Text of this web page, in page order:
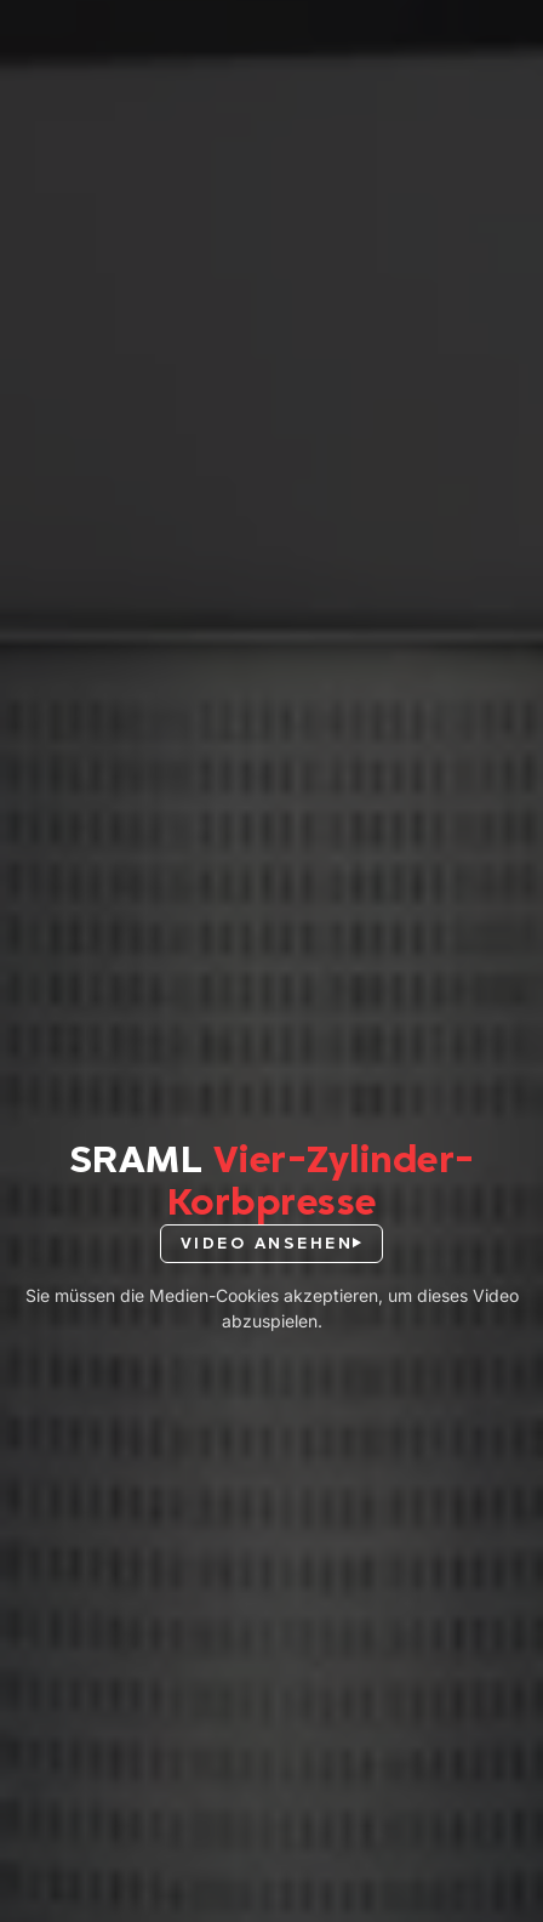
SRAML Vier-Zylinder-
Korbpresse
VIDEO ANSEHEN
Sie müssen die Medien-Cookies akzeptieren, um dieses Video
abzuspielen.